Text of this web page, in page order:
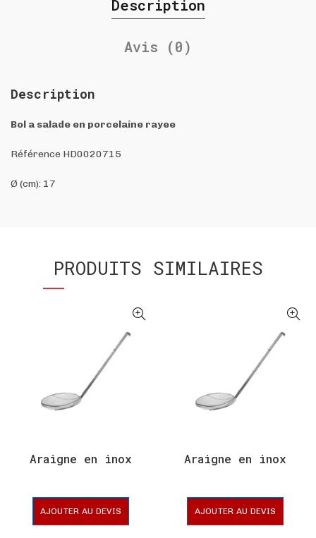
Description
Avis (0)
Description
Bol a salade en porcelaine rayee
Référence HD0020715
Ø (cm): 17
PRODUITS SIMILAIRES
Araigne en inox
AJOUTER AU DEVIS
Araigne en inox
AJOUTER AU DEVIS